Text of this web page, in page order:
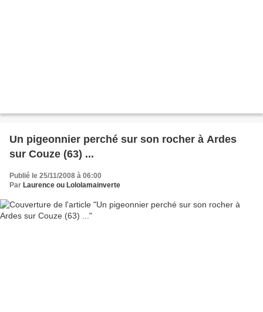
Un pigeonnier perché sur son rocher à Ardes
sur Couze (63) ...
Publié le 25/11/2008 à 06:00
Par Laurence ou Lololamainverte